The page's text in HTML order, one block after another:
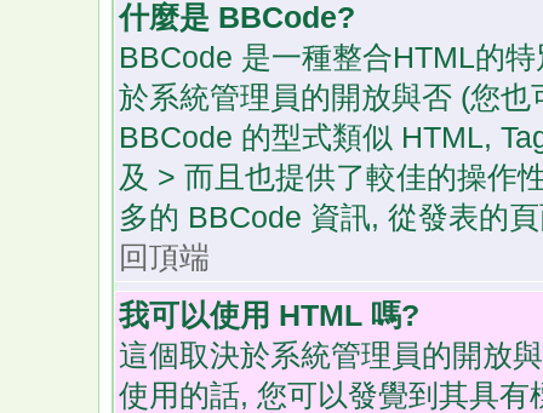
什麼是 BBCode?
BBCode 是一種整合HTML的
於系統管理員的開放與否 (您
BBCode 的型式類似 HTML,
及 > 而且也提供了較佳的操作
多的 BBCode 資訊, 從發表的
回頂端
我可以使用 HTML 嗎?
這個取決於系統管理員的開放
使用的話, 您可以發覺到其具